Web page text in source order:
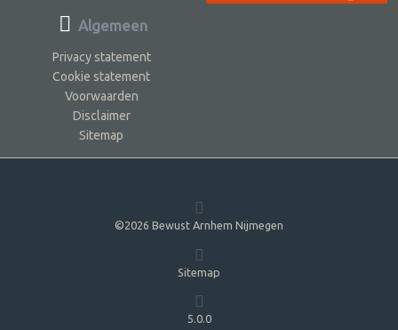
Algemeen
Privacy statement
Cookie statement
Voorwaarden
Disclaimer
Sitemap
©2026 Bewust Arnhem Nijmegen
Sitemap
5.0.0